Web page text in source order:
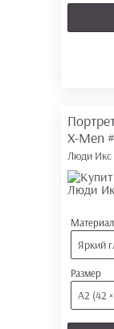
X-Men
Люди Икс
Материал
Яркий
Размер
А2 (42